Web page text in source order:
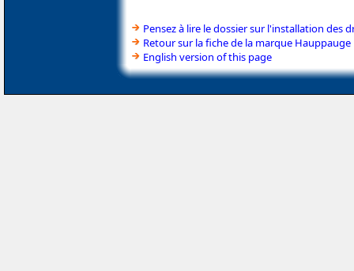
Pensez à lire le dossier sur l'installation des
Retour sur la fiche de la marque Hauppauge
English version of this page